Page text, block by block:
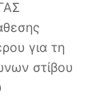
για τη
στίβου